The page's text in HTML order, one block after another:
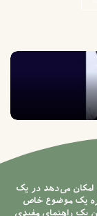
امکان می‌دهد در یک
یک موضوع خاص
یک راهنمای مفیدی